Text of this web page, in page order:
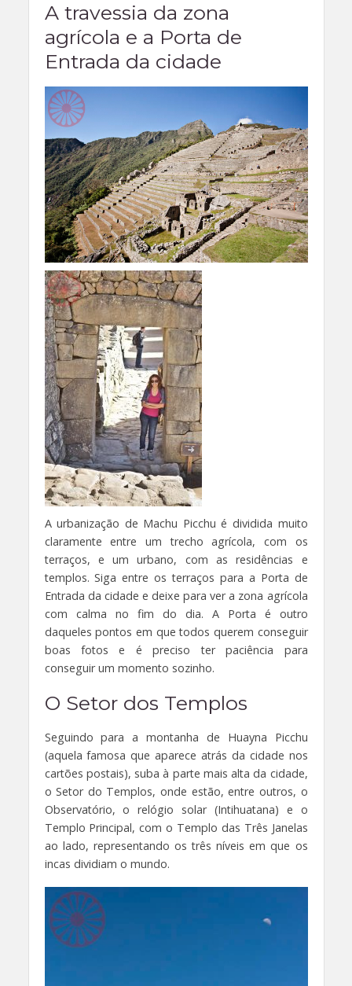
A travessia da zona
agrícola e a Porta de
Entrada da cidade
A urbanização de Machu Picchu é dividida muito
claramente entre um trecho agrícola, com os
terraços, e um urbano, com as residências e
templos. Siga entre os terraços para a Porta de
Entrada da cidade e deixe para ver a zona agrícola
com calma no fim do dia. A Porta é outro
daqueles pontos em que todos querem conseguir
boas fotos e é preciso ter paciência para
conseguir um momento sozinho.
O Setor dos Templos
Seguindo para a montanha de Huayna Picchu
(aquela famosa que aparece atrás da cidade nos
cartões postais), suba à parte mais alta da cidade,
o Setor do Templos, onde estão, entre outros, o
Observatório, o relógio solar (Intihuatana) e o
Templo Principal, com o Templo das Três Janelas
ao lado, representando os três níveis em que os
incas dividiam o mundo.